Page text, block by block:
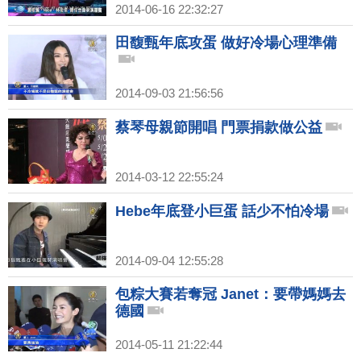
2014-06-16 22:32:27
田馥甄年底攻蛋 做好冷場心理準備
2014-09-03 21:56:56
蔡琴母親節開唱 門票捐款做公益
2014-03-12 22:55:24
Hebe年底登小巨蛋 話少不怕冷場
2014-09-04 12:55:28
包粽大賽若奪冠 Janet：要帶媽媽去
德國
2014-05-11 21:22:44